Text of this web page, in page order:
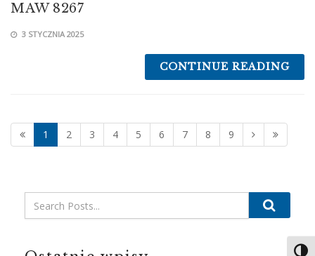
MAW 8267
3 STYCZNIA 2025
CONTINUE READING
1 2 3 4 5 6 7 8 9